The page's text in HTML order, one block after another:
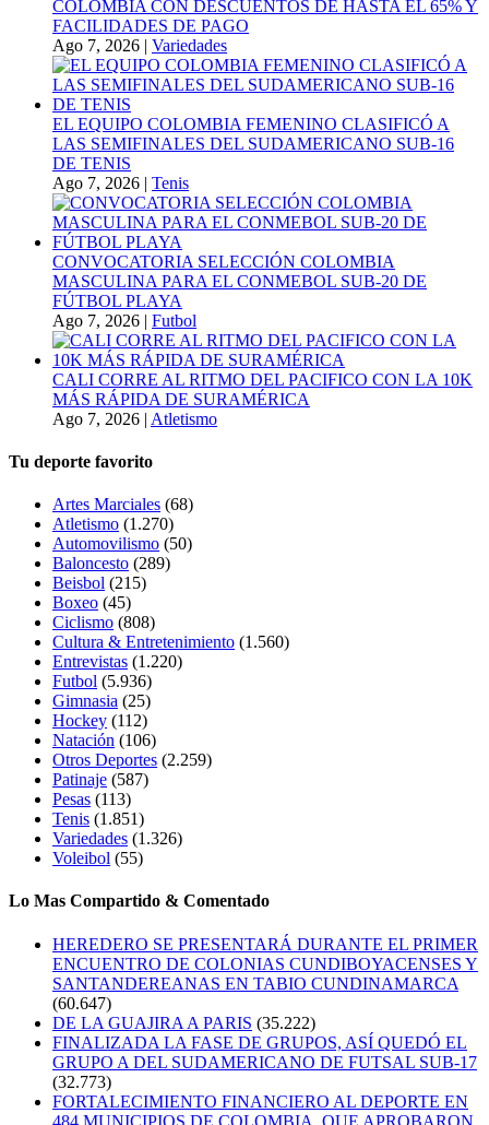
COLOMBIA CON DESCUENTOS DE HASTA EL 65% Y
FACILIDADES DE PAGO
Ago 7, 2026 | Variedades
EL EQUIPO COLOMBIA FEMENINO CLASIFICÓ A
LAS SEMIFINALES DEL SUDAMERICANO SUB-16
DE TENIS
Ago 7, 2026 | Tenis
CONVOCATORIA SELECCIÓN COLOMBIA
MASCULINA PARA EL CONMEBOL SUB-20 DE
FÚTBOL PLAYA
Ago 7, 2026 | Futbol
CALI CORRE AL RITMO DEL PACIFICO CON LA 10K
MÁS RÁPIDA DE SURAMÉRICA
Ago 7, 2026 | Atletismo
Tu deporte favorito
Artes Marciales (68)
Atletismo (1.270)
Automovilismo (50)
Baloncesto (289)
Beisbol (215)
Boxeo (45)
Ciclismo (808)
Cultura & Entretenimiento (1.560)
Entrevistas (1.220)
Futbol (5.936)
Gimnasia (25)
Hockey (112)
Natación (106)
Otros Deportes (2.259)
Patinaje (587)
Pesas (113)
Tenis (1.851)
Variedades (1.326)
Voleibol (55)
Lo Mas Compartido & Comentado
HEREDERO SE PRESENTARÁ DURANTE EL PRIMER
ENCUENTRO DE COLONIAS CUNDIBOYACENSES Y
SANTANDEREANAS EN TABIO CUNDINAMARCA
(60.647)
DE LA GUAJIRA A PARIS (35.222)
FINALIZADA LA FASE DE GRUPOS, ASÍ QUEDÓ EL
GRUPO A DEL SUDAMERICANO DE FUTSAL SUB-17
(32.773)
FORTALECIMIENTO FINANCIERO AL DEPORTE EN
484 MUNICIPIOS DE COLOMBIA, QUE APROBARON